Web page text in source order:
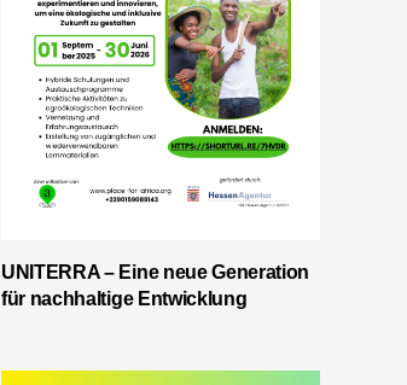
UNITERRA – Eine neue Generation
für nachhaltige Entwicklung